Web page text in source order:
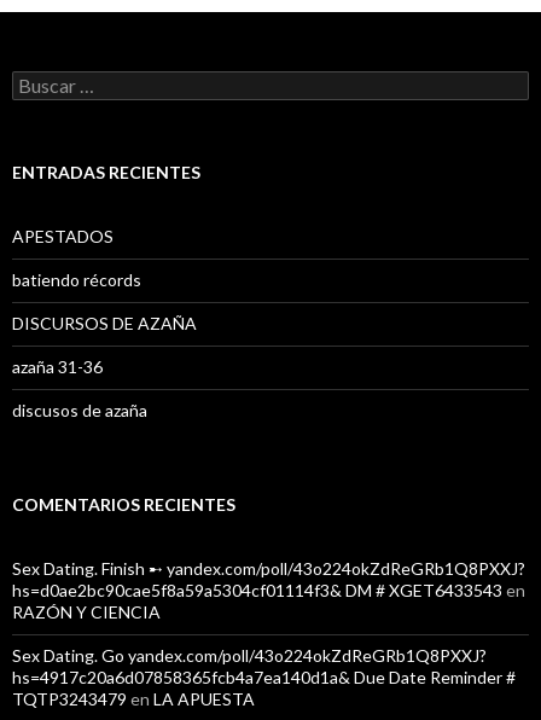
B
u
a
ENTRADAS RECIENTES
APESTADOS
batiendo récords
DISCURSOS DE AZAÑA
azaña 31-36
discusos de azaña
COMENTARIOS RECIENTES
Sex Dating. Finish ➸ yandex.com/poll/43o224okZdReGRb1Q8PXXJ?
hs=d0ae2bc90cae5f8a59a5304cf01114f3& DM # XGET6433543 en
RAZÓN Y CIENCIA
Sex Dating. Go yandex.com/poll/43o224okZdReGRb1Q8PXXJ?
hs=4917c20a6d07858365fcb4a7ea140d1a& Due Date Reminder #
TQTP3243479 en LA APUESTA